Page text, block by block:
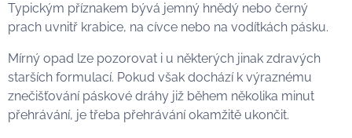
Typickým příznakem bývá jemný hnědý nebo černý
prach uvnitř krabice, na cívce nebo na vodítkách pásku.
Mírný opad lze pozorovat i u některých jinak zdravých
starších formulací. Pokud však dochází k výraznému
znečišťování páskové dráhy již během několika minut
přehrávání, je třeba přehrávání okamžitě ukončit.